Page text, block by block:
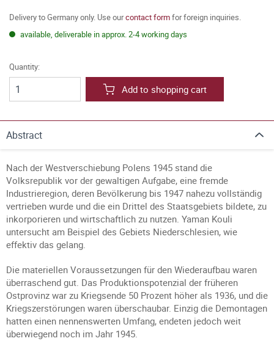
Delivery to Germany only. Use ourcontact formfor foreign inquiries.
available, deliverable in approx. 2-4 working days
Quantity:
Add to shopping cart
Abstract
Nach der Westverschiebung Polens 1945 stand die
Volksrepublik vor der gewaltigen Aufgabe, eine fremde
Industrieregion, deren Bevölkerung bis 1947 nahezu vollständig
vertrieben wurde und die ein Drittel des Staatsgebiets bildete, zu
inkorporieren und wirtschaftlich zu nutzen. Yaman Kouli
untersucht am Beispiel des Gebiets Niederschlesien, wie
effektiv das gelang.
Die materiellen Voraussetzungen für den Wiederaufbau waren
überraschend gut. Das Produktionspotenzial der früheren
Ostprovinz war zu Kriegsende 50 Prozent höher als 1936, und die
Kriegszerstörungen waren überschaubar. Einzig die Demontagen
hatten einen nennenswerten Umfang, endeten jedoch weit
überwiegend noch im Jahr 1945.